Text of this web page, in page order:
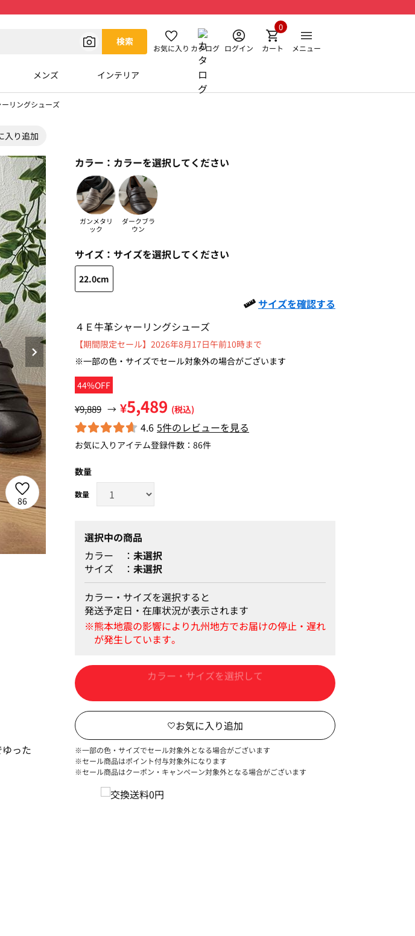
検索
お気に入り カタログ ログイン カート
0
メニュー
メンズ インテリア
リングシューズ
86
ガンメタリック
った
カラー： カラーを選択してください
ガンメタリ
ック
ダークブラ
ウン
サイズ： サイズを選択してください
22.0cm
サイズを確認する
４Ｅ牛革シャーリングシューズ
44%OFF
【期間限定セール】2026年8月17日午前10時まで
※一部の色・サイズでセール対象外の場合がございます
¥9,889 → ¥5,489 (税込)
4.6 5件のレビューを見る
お気に入りアイテム登録件数： 86件
数量
選択中の商品
カラー
未選択
サイズ
未選択
カラー・サイズを選択すると
発送予定日・在庫状況が表示されます
カートに入れる
※一部の色・サイズでセール対象外となる場合がございます
※セール商品はポイント付与対象外になります
※セール商品はクーポン・キャンペーン対象外となる場合がございます